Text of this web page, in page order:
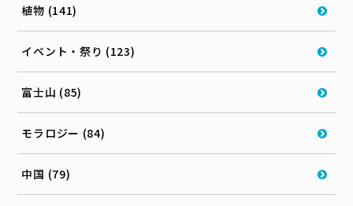
植物 (141)
イベント・祭り (123)
富士山 (85)
モラロジー (84)
中国 (79)